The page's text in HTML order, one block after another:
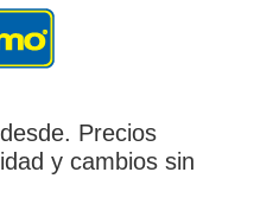
Precios
y cambios sin